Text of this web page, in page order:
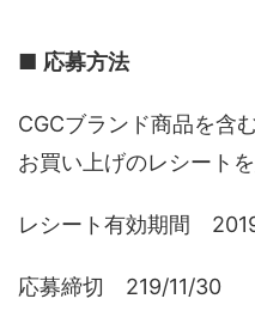
■ 応募方法
CGCブランド商品を含
お買い上げのレシート
レシート有効期間
応募締切 219/11/30